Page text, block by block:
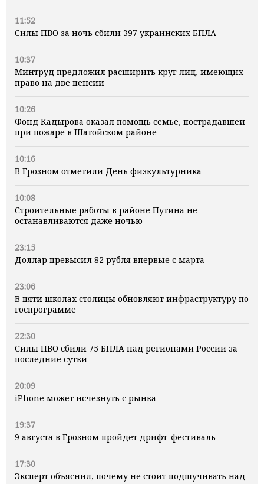
11:52
Силы ПВО за ночь сбили 397 украинских БПЛА
10:37
Минтруд предложил расширить круг лиц, имеющих
право на две пенсии
10:26
Фонд Кадырова оказал помощь семье, пострадавшей
при пожаре в Шатойском районе
10:16
В Грозном отметили День физкультурника
10:08
Строительные работы в районе Путина не
останавливаются даже ночью
23:15
Доллар превысил 82 рубля впервые с марта
23:06
В пяти школах столицы обновляют инфраструктуру по
госпрограмме
22:30
Силы ПВО сбили 75 БПЛА над регионами России за
последние сутки
20:09
iPhone может исчезнуть с рынка
19:37
9 августа в Грозном пройдет дрифт-фестиваль
17:30
Эксперт объяснил, почему не стоит подшучивать над